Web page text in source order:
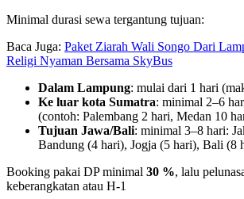
Minimal durasi sewa tergantung tujuan:
Baca Juga: Paket Ziarah Wali Songo Dari
Religi Nyaman Bersama SkyBus
Dalam Lampung: mulai dari 1 hari
Ke luar kota Sumatra: minimal 2–6
(contoh: Palembang 2 hari, Medan 10
Tujuan Jawa/Bali: minimal 3–8 hari:
Bandung (4 hari), Jogja (5 hari), Bali (8
Booking pakai DP minimal 30 %, lalu
keberangkatan atau H-1